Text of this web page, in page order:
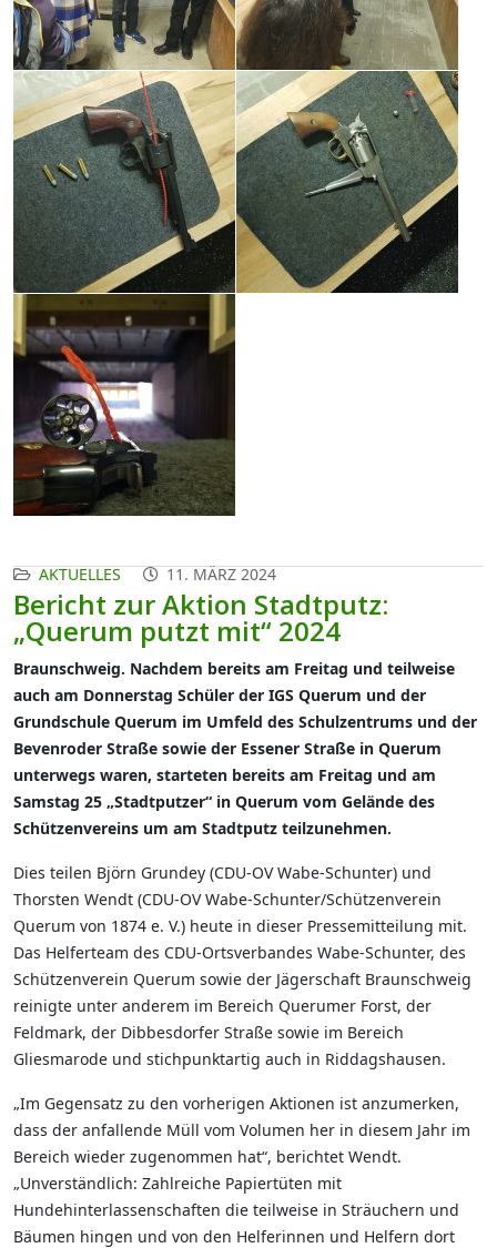
AKTUELLES 11. MÄRZ 2024
Bericht zur Aktion Stadtputz:
„Querum putzt mit“ 2024
Braunschweig. Nachdem bereits am Freitag und teilweise
auch am Donnerstag Schüler der IGS Querum und der
Grundschule Querum im Umfeld des Schulzentrums und der
Bevenroder Straße sowie der Essener Straße in Querum
unterwegs waren, starteten bereits am Freitag und am
Samstag 25 „Stadtputzer“ in Querum vom Gelände des
Schützenvereins um am Stadtputz teilzunehmen.
Dies teilen Björn Grundey (CDU-OV Wabe-Schunter) und
Thorsten Wendt (CDU-OV Wabe-Schunter/Schützenverein
Querum von 1874 e. V.) heute in dieser Pressemitteilung mit.
Das Helferteam des CDU-Ortsverbandes Wabe-Schunter, des
Schützenverein Querum sowie der Jägerschaft Braunschweig
reinigte unter anderem im Bereich Querumer Forst, der
Feldmark, der Dibbesdorfer Straße sowie im Bereich
Gliesmarode und stichpunktartig auch in Riddagshausen.
„Im Gegensatz zu den vorherigen Aktionen ist anzumerken,
dass der anfallende Müll vom Volumen her in diesem Jahr im
Bereich wieder zugenommen hat“, berichtet Wendt.
„Unverständlich: Zahlreiche Papiertüten mit
Hundehinterlassenschaften die teilweise in Sträuchern und
Bäumen hingen und von den Helferinnen und Helfern dort